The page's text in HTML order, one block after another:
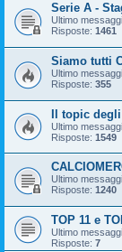
Serie A -
Ultimo
Risposte: 1461
Siamo tutti
Ultimo
Risposte: 355
Il topic
Ultimo
Risposte: 1549
Ultimo
Risposte: 1240
TOP 11 e
Ultimo
Risposte: 7